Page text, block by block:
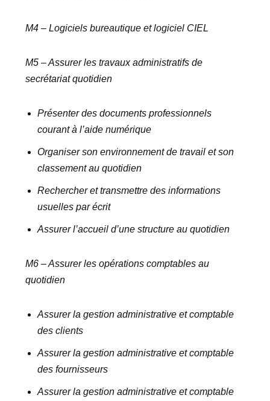
M4 – Logiciels bureautique et logiciel CIEL
M5 – Assurer les travaux administratifs de
secrétariat quotidien
Présenter des documents professionnels
courant à l’aide numérique
Organiser son environnement de travail et son
classement au quotidien
Rechercher et transmettre des informations
usuelles par écrit
Assurer l’accueil d’une structure au quotidien
M6 – Assurer les opérations comptables au
quotidien
Assurer la gestion administrative et comptable
des clients
Assurer la gestion administrative et comptable
des fournisseurs
Assurer la gestion administrative et comptable